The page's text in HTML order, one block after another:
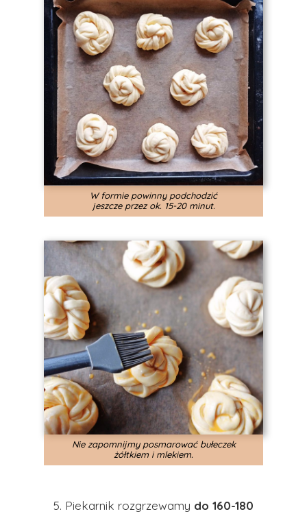
Nie zapomnijmy posmarować bułeczek
żółtkiem i mlekiem.
W formie powinny podchodzić
jeszcze przez ok. 15-20 minut.
5. Piekarnik rozgrzewamy do 160-180